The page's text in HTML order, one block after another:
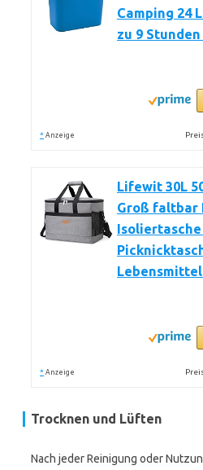
Camping 24
zu 9
* Anzeige
Lifewit 30L
Groß faltbar
* Anzeige
Trocknen und Lüften
Nach jeder Reinigung oder